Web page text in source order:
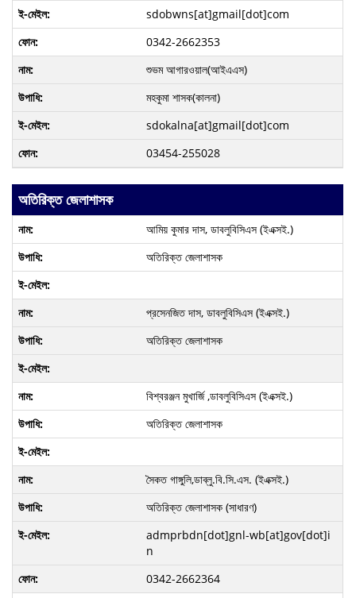
sdobwns[at]gmail[dot]com
0342-2662353
শুভম আগারওয়াল(আইএএস)
মহকুমা শাসক(কালনা)
sdokalna[at]gmail[dot]com
03454-255028
অতিরিক্ত জেলাশাসক
আমিয় কুমার দাস, ডাবলুবিসিএস (ইএক্সই.)
অতিরিক্ত জেলাশাসক
প্রসেনজিত দাস, ডাবলুবিসিএস (ইএক্সই.)
অতিরিক্ত জেলাশাসক
বিশ্বরঞ্জন মুখার্জি ,ডাবলুবিসিএস (ইএক্সই.)
অতিরিক্ত জেলাশাসক
সৈকত গাঙ্গুলি,ডাব্লু.বি.সি.এস. (ইএক্সই.)
অতিরিক্ত জেলাশাসক (সাধারণ)
admprbdn[dot]gnl-wb[at]gov[dot]i
n
0342-2662364